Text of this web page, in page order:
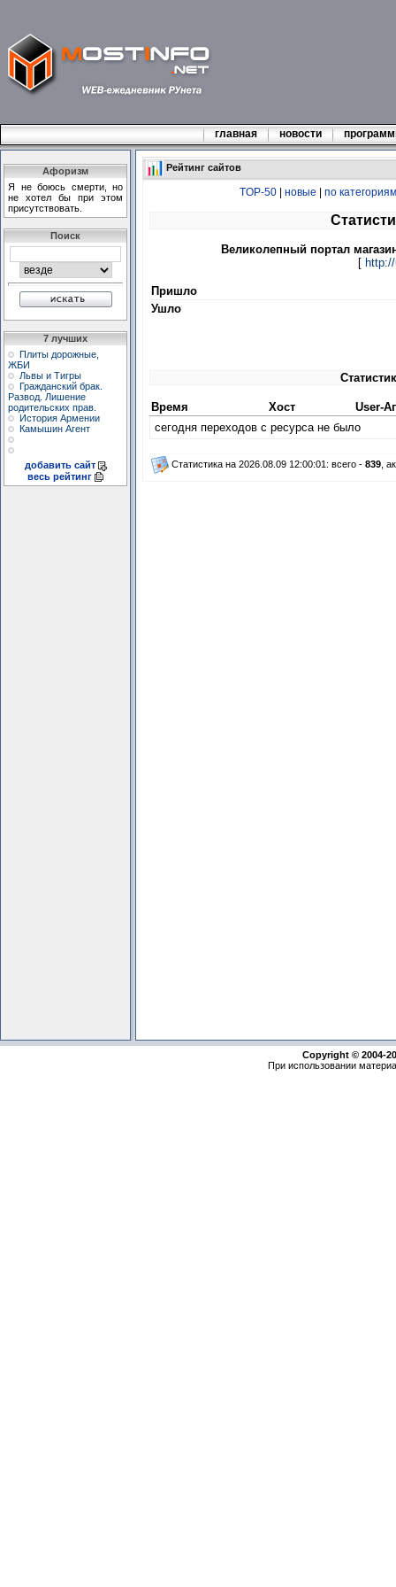
главная новости
Афоризм
Я не боюсь смерти, но
не хотел бы при этом
присутствовать.
Поиск
7 лучших
Плиты дорожные,
ЖБИ
Львы и Тигры
Гражданский брак.
Развод. Лишение
родительских прав.
История Армении
Камышин Агент
добавить сайт
весь рейтинг
Рейтинг сайтов
TOP-50| новые по категориям
Великолепный портал
[
Пришло
Ушло
Время Хост
User-
сегодня переходов с ресурса не было
Статистика на 2026.08.09 12:00:01: всего - 839,
Copyright © 2004-
При использовании